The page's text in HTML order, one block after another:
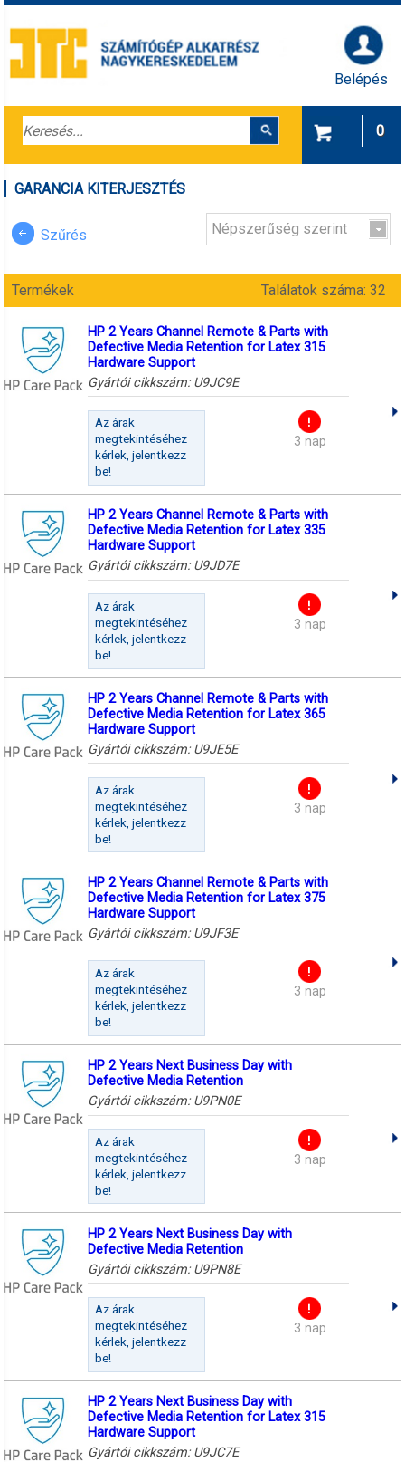
Belépés
0
GARANCIA KITERJESZTÉS
Szűrés Népszerűség szerint
Termékek Találatok száma: 32
HP 2 Years Channel Remote & Parts with
Defective Media Retention for Latex 315
Hardware Support
Gyártói cikkszám: U9JC9E
Az árak
megtekintéséhez
kérlek, jelentkezz
be!
3 nap
HP 2 Years Channel Remote & Parts with
Defective Media Retention for Latex 335
Hardware Support
Gyártói cikkszám: U9JD7E
Az árak
megtekintéséhez
kérlek, jelentkezz
be!
3 nap
HP 2 Years Channel Remote & Parts with
Defective Media Retention for Latex 365
Hardware Support
Gyártói cikkszám: U9JE5E
Az árak
megtekintéséhez
kérlek, jelentkezz
be!
3 nap
HP 2 Years Channel Remote & Parts with
Defective Media Retention for Latex 375
Hardware Support
Gyártói cikkszám: U9JF3E
Az árak
megtekintéséhez
kérlek, jelentkezz
be!
3 nap
HP 2 Years Next Business Day with
Defective Media Retention
Gyártói cikkszám: U9PN0E
Az árak
megtekintéséhez
kérlek, jelentkezz
be!
3 nap
HP 2 Years Next Business Day with
Defective Media Retention
Gyártói cikkszám: U9PN8E
Az árak
megtekintéséhez
kérlek, jelentkezz
be!
3 nap
HP 2 Years Next Business Day with
Defective Media Retention for Latex 315
Hardware Support
Gyártói cikkszám: U9JC7E